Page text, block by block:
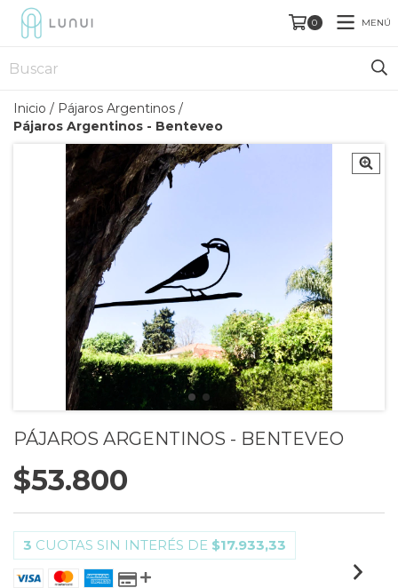
0 MENÚ
Inicio / Pájaros Argentinos /
Pájaros Argentinos - Benteveo
PÁJAROS ARGENTINOS - BENTEVEO
$53.800
3 CUOTAS SIN INTERÉS DE $17.933,33